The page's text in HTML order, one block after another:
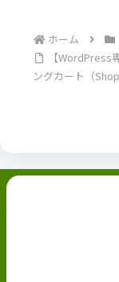
ホーム
【
ングカート（